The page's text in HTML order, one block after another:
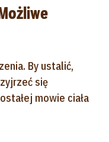
By ustalić,
się
mowie ciała